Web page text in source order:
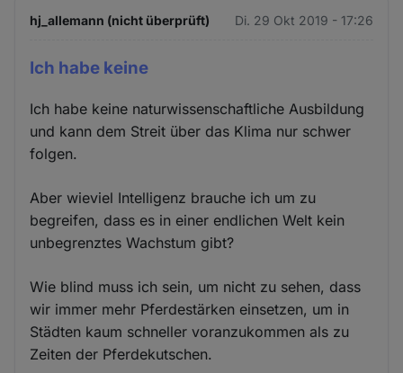
hj_allemann (nicht überprüft) Di. 29 Okt 2019 - 17:26
Ich habe keine
Ich habe keine naturwissenschaftliche Ausbildung
und kann dem Streit über das Klima nur schwer
folgen.
Aber wieviel Intelligenz brauche ich um zu
begreifen, dass es in einer endlichen Welt kein
unbegrenztes Wachstum gibt?
Wie blind muss ich sein, um nicht zu sehen, dass
wir immer mehr Pferdestärken einsetzen, um in
Städten kaum schneller voranzukommen als zu
Zeiten der Pferdekutschen.